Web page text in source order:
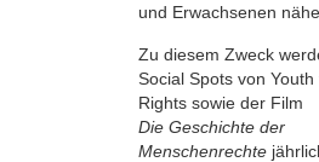
und Erwachsenen
Zu diesem Zweck
Social Spots von
Rights sowie der Film
Die Geschichte der
Menschenrechte